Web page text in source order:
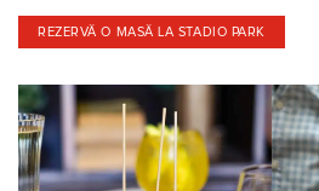
REZERVĂ O MASĂ LA STADIO PARK